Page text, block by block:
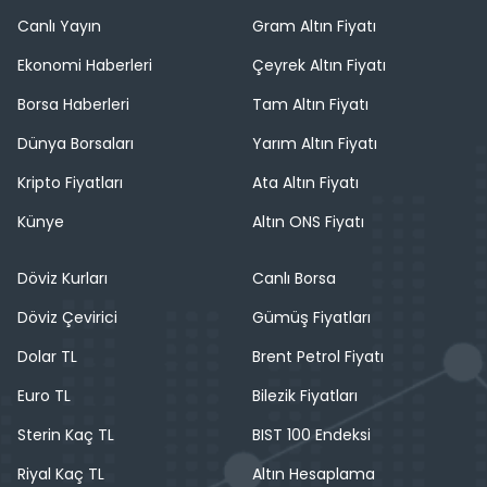
Canlı Yayın
Ekonomi Haberleri
Borsa Haberleri
Dünya Borsaları
Kripto Fiyatları
Künye
Gram Altın Fiyatı
Çeyrek Altın Fiyatı
Tam Altın Fiyatı
Yarım Altın Fiyatı
Ata Altın Fiyatı
Altın ONS Fiyatı
Döviz Kurları
Döviz Çevirici
Dolar TL
Euro TL
Sterin Kaç TL
Riyal Kaç TL
Canlı Borsa
Gümüş Fiyatları
Brent Petrol Fiyatı
Bilezik Fiyatları
BIST 100 Endeksi
Altın Hesaplama